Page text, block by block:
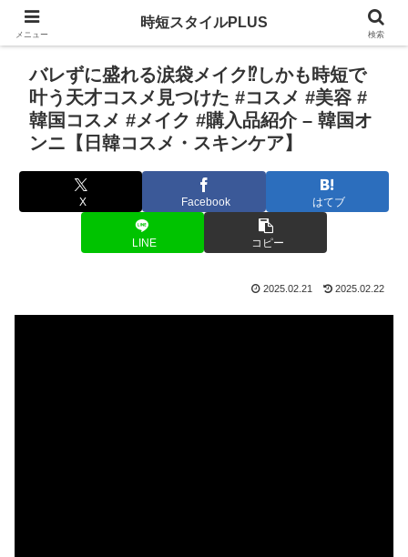
バレずに盛れる涙袋メイク⁉︎しかも時短で
叶う天才コスメ見つけた #コスメ #美容 #
韓国コスメ #メイク #購入品紹介 – 韓国オ
ンニ【日韓コスメ・スキンケア】
X Facebook はてブ
LINE コピー
2025.02.21 2025.02.22
メニュー
時短スタイルPLUS
検索